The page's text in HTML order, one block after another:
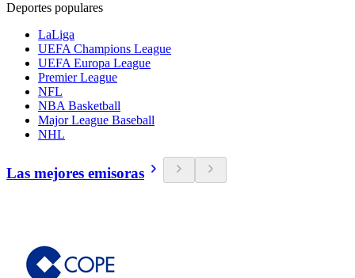
Deportes populares
LaLiga
UEFA Champions League
UEFA Europa League
Premier League
NFL
NBA Basketball
Major League Baseball
NHL
Las mejores emisoras